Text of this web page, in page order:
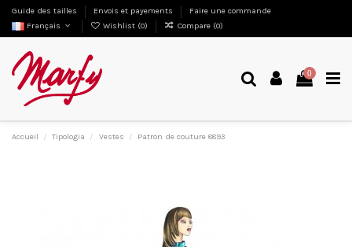
Guide des tailles Envois et payements
Faire une commande
Français
Wishlist (0) Compare (0)
0
Accueil Tipologia Vestes Patron de couture 8893